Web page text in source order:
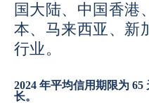
国大陆、中国香港
本、马来西亚、新
行业。
2024 年平均信用期限为 65
长。